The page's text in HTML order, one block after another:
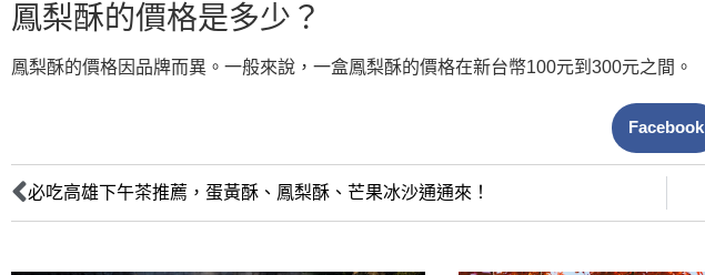
鳳梨酥的價格是多少？
鳳梨酥的價格因品牌而異。一般來說，一盒鳳梨酥的價格在新台幣100元到300元之間。
Facebook
必吃高雄下午茶推薦，蛋黃酥、鳳梨酥、芒果冰沙通通來！